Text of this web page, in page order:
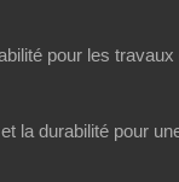
pour les travaux
la durabilité pour